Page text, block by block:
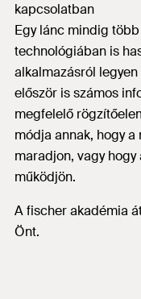
kapcsolatban
Egy lánc mindig
technológiában is
alkalmazásról
először is számos
megfelelő
módja annak, hogy
maradjon, vagy
működjön.
A fischer akadémia
Önt.